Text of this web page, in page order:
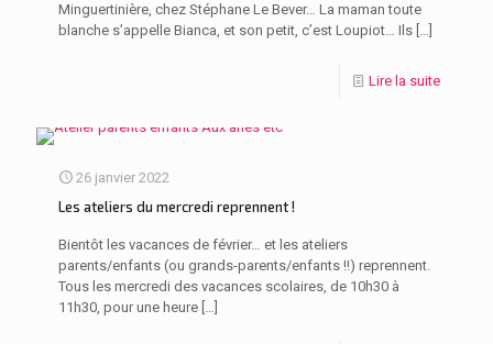
Minguertinière, chez Stéphane Le Bever… La maman toute
blanche s’appelle Bianca, et son petit, c’est Loupiot… Ils […]
Lire la suite
26 janvier 2022
Les ateliers du mercredi reprennent !
Bientôt les vacances de février… et les ateliers
parents/enfants (ou grands-parents/enfants !!) reprennent.
Tous les mercredi des vacances scolaires, de 10h30 à
11h30, pour une heure […]